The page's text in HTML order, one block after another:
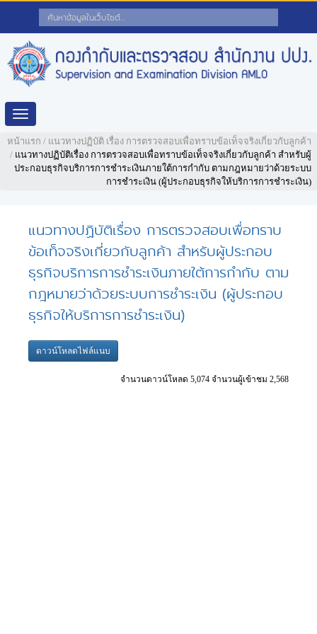
Toggle
navigation
หน้าแรก / แนวทางปฏิบัติ เรื่อง การตรวจสอบเพื่อทราบข้อเท็จจริงเกี่ยวกับลูกค้า
/ แนวทางปฏิบัติเรื่อง การตรวจสอบเพื่อทราบข้อเท็จจริงเกี่ยวกับลูกค้า สำหรับผู้
ประกอบธุรกิจบริการการชำระเงินภายใต้การกำกับ ตามกฎหมายว่าด้วยระบบ
การชำระเงิน (ผู้ประกอบธุรกิจให้บริการการชำระเงิน)
แนวทางปฏิบัติเรื่อง การตรวจสอบเพื่อทราบ
ข้อเท็จจริงเกี่ยวกับลูกค้า สำหรับผู้ประกอบ
ธุรกิจบริการการชำระเงินภายใต้การกำกับ ตาม
กฎหมายว่าด้วยระบบการชำระเงิน (ผู้ประกอบ
ธุรกิจให้บริการการชำระเงิน)
ดาวน์โหลดไฟล์แนบ
จำนวนดาวน์โหลด 5,074 จำนวนผู้เข้าชม 2,568